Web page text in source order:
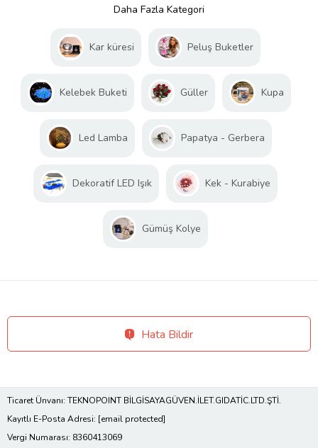
Daha Fazla Kategori
Kar küresi Peluş Buketler
Kelebek Buketi Güller Kupa
Led Lamba Papatya - Gerbera
Dekoratif LED Işık Kek - Kurabiye
Gümüş Kolye
Hata Bildir
Ticaret Ünvanı: TEKNOPOINT BİLGİSAYAGÜVEN.İLET.GIDATİC.LTD.ŞTİ.
Kayıtlı E-Posta Adresi: [email protected]
Vergi Numarası: 8360413069